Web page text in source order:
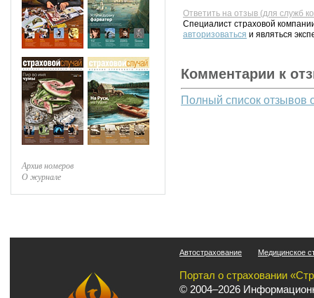
Архив номеров
О журнале
Ответить на отзыв (для служб
Специалист страховой
авторизоваться и являться
Комментарии к
Полный список отзывов
Автострахование Медицинское
Портал о страховании
© 2004–2026